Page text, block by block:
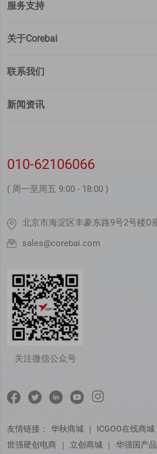
服务支持
关于Corebai
联系我们
新闻资讯
010-62106066
( 周一至周五 9:00 - 18:00 )
北京市海淀区丰豪东路9号2号楼D
sales@corebai.com
关注微信公众号
友情链接： 华秋商城 ｜ ICGOO在线商城
世强硬创电商
立创商城 ｜ 华强国产